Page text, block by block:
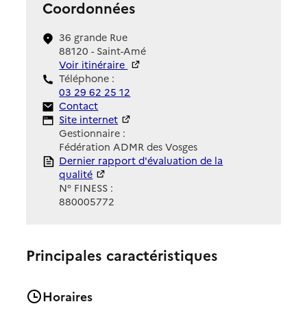
Coordonnées
36 grande Rue
88120 - Saint-Amé
Voir itinéraire
Téléphone :
03 29 62 25 12
Contact
Contact
Site Internet
Site internet
Gestionnaire :
Fédération ADMR des Vosges
Rapport HAS
Dernier rapport d'évaluation de la
qualité
N° FINESS :
880005772
Principales caractéristiques
Horaires